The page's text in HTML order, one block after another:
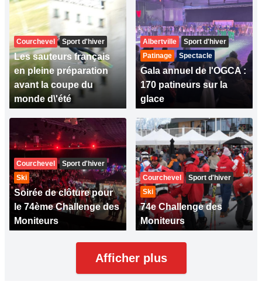
Courchevel Sport d'hiver
Les sauteurs français
en pleine préparation
avant la coupe du
monde d\'été
Albertville
Sport d'hiver
Patinage
Spectacle
Gala annuel de l'OGCA :
170 patineurs sur la
glace
Courchevel
Sport d'hiver
Ski
Soirée de clôture pour
le 74ème Challenge des
Moniteurs
Courchevel
Sport d'hiver
Ski
74e Challenge des
Moniteurs
Afficher plus